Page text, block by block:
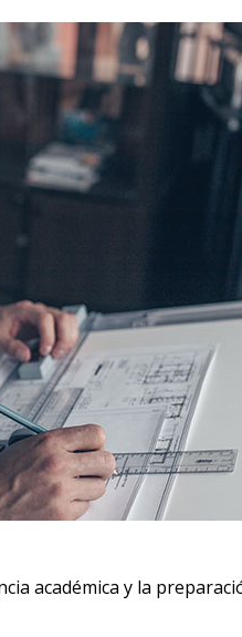
académica y la